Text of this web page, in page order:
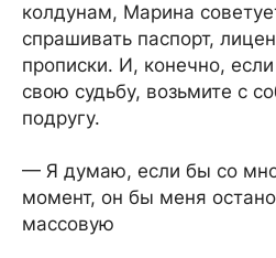
колдунам, Марина
спрашивать паспорт,
прописки. И, конечно,
свою судьбу, возьмите с
подругу.
— Я думаю, если бы со
момент, он бы меня
массовую